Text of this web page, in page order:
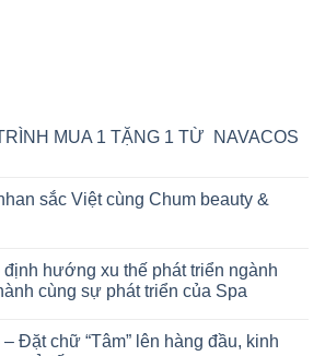
MUA 1 TẶNG 1 TỪ NAVACOS
sắc Việt cùng Chum beauty &
định hướng xu thế phát triển ngành
cùng sự phát triển của Spa
Đặt chữ “Tâm” lên hàng đầu, kinh